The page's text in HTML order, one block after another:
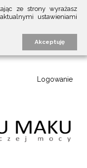
ze strony wyrażasz
ustawieniami
Akceptuję
Logowanie